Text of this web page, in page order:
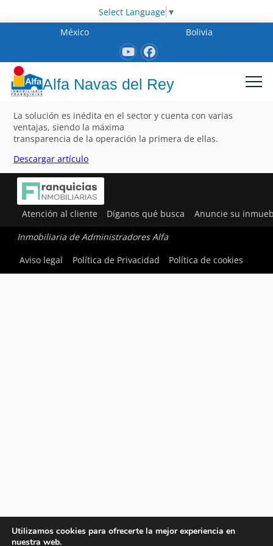
Select Language ▼
México
Bolivia
Alfa Navas del Rey
La solución es inédita en el sector y cuenta con varias
ventajas, siendo la máxima
transparencia de la operación la primera de ellas.
Descargar artículo
Atención al cliente Díganos qué busca Anuncie su
Inmobiliaria de Administradores Alfa
Aviso legal
Política de Privacidad Política de cookies
Utilizamos cookies para ofrecerte la mejor experiencia en
nuestra web.